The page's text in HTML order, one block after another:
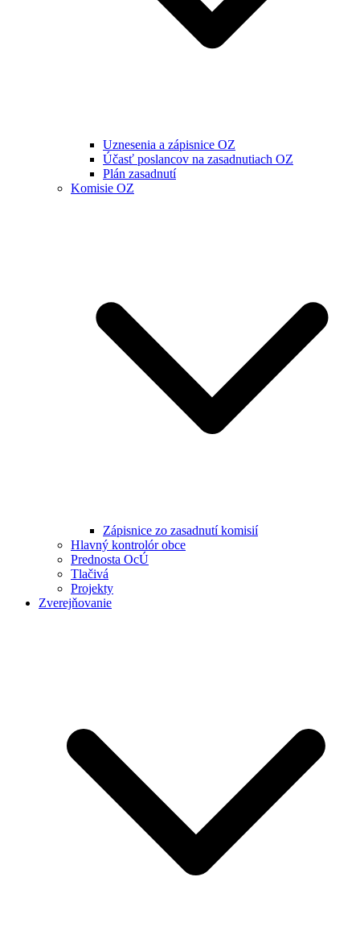
Uznesenia a zápisnice OZ
Účasť poslancov na zasadnutiach OZ
Plán zasadnutí
Komisie OZ
Zápisnice zo zasadnutí komisií
Hlavný kontrolór obce
Prednosta OcÚ
Tlačivá
Projekty
Zverejňovanie